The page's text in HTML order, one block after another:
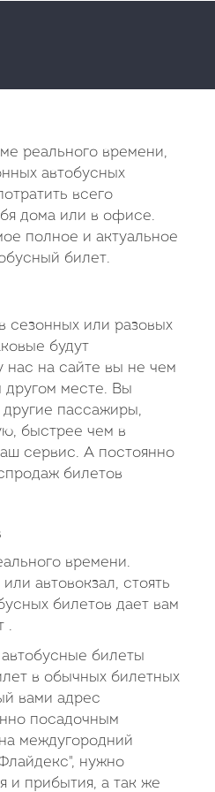
реального времени,
автобусных
всего
дома или в офисе.
полное и актуальное
билет.
сезонных или разовых
будут
нас на сайте вы не чем
другом месте. Вы
пассажиры,
быстрее чем в
сервис. А постоянно
билетов
времени.
автовокзал, стоять
билетов дает вам
.
билеты
в обычных билетных
вами адрес
посадочным
междугородний
нужно
и прибытия, а так же